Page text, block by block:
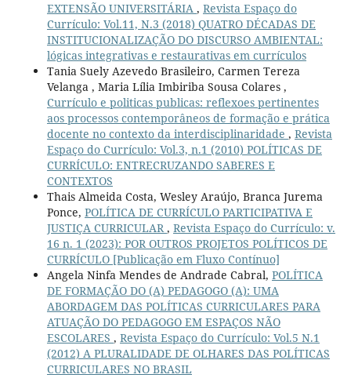
EXTENSÃO UNIVERSITÁRIA , Revista Espaço do
Currículo: Vol.11, N.3 (2018) QUATRO DÉCADAS DE
INSTITUCIONALIZAÇÃO DO DISCURSO AMBIENTAL:
lógicas integrativas e restaurativas em currículos
Tania Suely Azevedo Brasileiro, Carmen Tereza
Velanga , Maria Lília Imbiriba Sousa Colares ,
Currículo e politicas publicas: reflexoes pertinentes
aos processos contemporâneos de formação e prática
docente no contexto da interdisciplinaridade , Revista
Espaço do Currículo: Vol.3, n.1 (2010) POLÍTICAS DE
CURRÍCULO: ENTRECRUZANDO SABERES E
CONTEXTOS
Thais Almeida Costa, Wesley Araújo, Branca Jurema
Ponce, POLÍTICA DE CURRÍCULO PARTICIPATIVA E
JUSTIÇA CURRICULAR, Revista Espaço do Currículo: v.
16 n. 1 (2023): POR OUTROS PROJETOS POLÍTICOS DE
CURRÍCULO [Publicação em Fluxo Contínuo]
Angela Ninfa Mendes de Andrade Cabral, POLÍTICA
DE FORMAÇÃO DO (A) PEDAGOGO (A): UMA
ABORDAGEM DAS POLÍTICAS CURRICULARES PARA
ATUAÇÃO DO PEDAGOGO EM ESPAÇOS NÃO
ESCOLARES , Revista Espaço do Currículo: Vol.5 N.1
(2012) A PLURALIDADE DE OLHARES DAS POLÍTICAS
CURRICULARES NO BRASIL